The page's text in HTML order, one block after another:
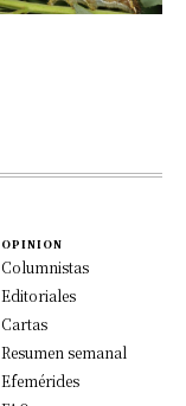
OPINION
Columnistas
Editoriales
Cartas
Resumen semanal
Efemérides